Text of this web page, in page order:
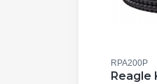
Kod produktu
RPA200P
Reagle